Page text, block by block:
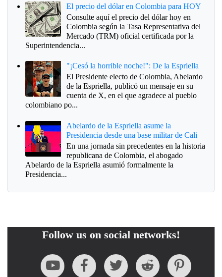
El precio del dólar en Colombia para HOY
Consulte aquí el precio del dólar hoy en
Colombia según la Tasa Representativa del
Mercado (TRM) oficial certificada por la
Superintendencia...
"¡Cesó la horrible noche!": De la Espriella
El Presidente electo de Colombia, Abelardo
de la Espriella, publicó un mensaje en su
cuenta de X, en el que agradece al pueblo
colombiano po...
Abelardo de la Espriella asume la
Presidencia desde una base militar de Cali
En una jornada sin precedentes en la historia
republicana de Colombia, el abogado
Abelardo de la Espriella asumió formalmente la
Presidencia...
Follow us on social networks!